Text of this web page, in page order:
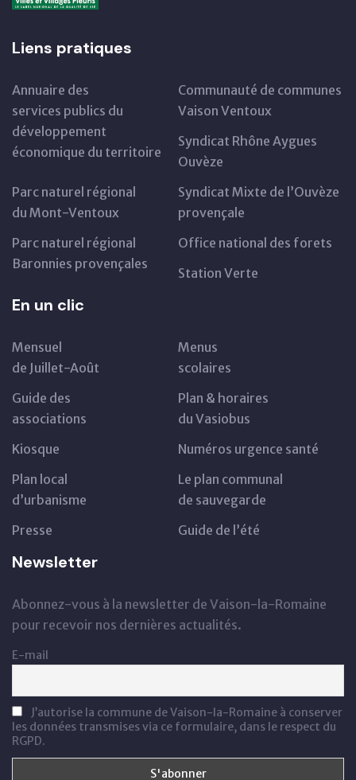
Liens pratiques
Annuaire des
services publics du
développement
économique du territoire
Communauté de communes
Vaison Ventoux
Syndicat Rhône Aygues
Ouvèze
Parc naturel régional
du Mont-Ventoux
Syndicat Mixte de l’Ouvèze
provençale
Parc naturel régional
Baronnies provençales
Office national des forets
Station Verte
En un clic
Mensuel
de Juillet-Août
Menus
scolaires
Guide des
associations
Plan & horaires
du Vasiobus
Kiosque
Numéros urgence santé
Plan local
d’urbanisme
Le plan communal
de sauvegarde
Presse
Guide de l’été
Newsletter
Abonnez-vous à la newsletter de Vaison-la-Romaine
pour recevoir nos dernières actualités.
E-mail
J’autorise la commune de Vaison-la-Romaine à conserver
les données transmises via ce formulaire, dans le respect du
RGPD.